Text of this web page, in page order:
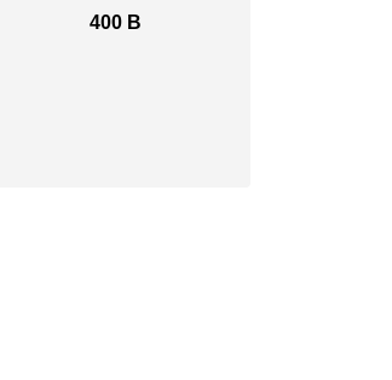
400 В